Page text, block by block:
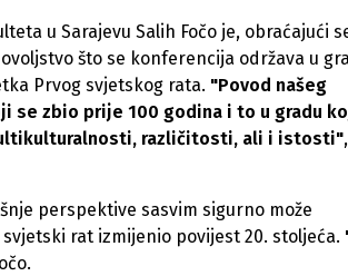
u Sarajevu Salih Fočo je, obraćajući
što se konferencija održava u
Prvog svjetskog rata. "Povod našeg
se zbio prije 100 godina i to u gradu
različitosti, ali i istosti",
perspektive sasvim sigurno može
rat izmijenio povijest 20. stoljeća.